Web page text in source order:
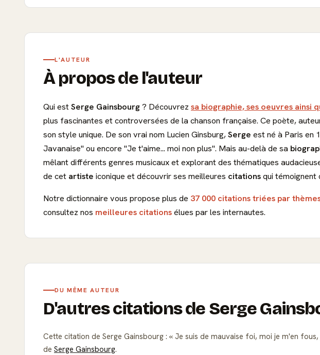
L'AUTEUR
À propos de l'auteur
Qui estSerge Gainsbourg? Découvrez sa biographie, ses oeuvres ainsi
plus fascinantes et controversées de la chanson française. Ce poète,
son style unique. De son vrai nom Lucien Ginsburg,Serge est né à Paris en
Javanaise" ou encore "Je t'aime... moi non plus". Mais au-delà de sa
mêlant différents genres musicaux et explorant des thématiques
de cet artiste iconique et découvrir ses meilleures citationsqui témoignent
Notre dictionnaire vous propose plus de 37 000 citations triées par
consultez nos meilleures citationsélues par les internautes.
DU MÊME AUTEUR
D'autres citations de Serge
Cette citation de Serge Gainsbourg : Je suis de mauvaise foi, moi je m'en
de Serge Gainsbourg.